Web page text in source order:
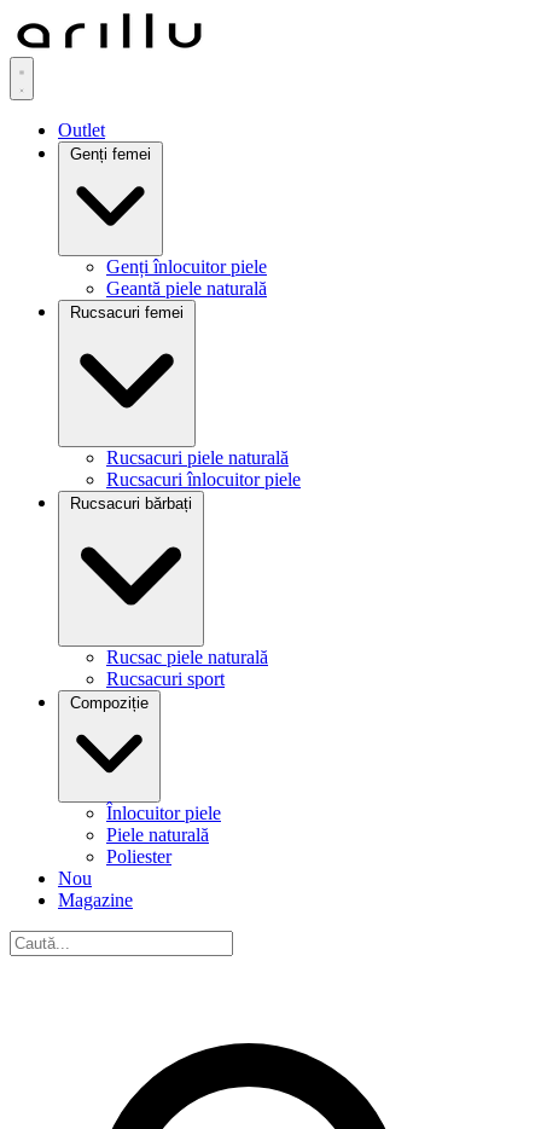
Outlet
Genți femei
Genți înlocuitor piele
Geantă piele naturală
Rucsacuri femei
Rucsacuri piele naturală
Rucsacuri înlocuitor piele
Rucsacuri bărbați
Rucsac piele naturală
Rucsacuri sport
Compoziție
Înlocuitor piele
Piele naturală
Poliester
Nou
Magazine